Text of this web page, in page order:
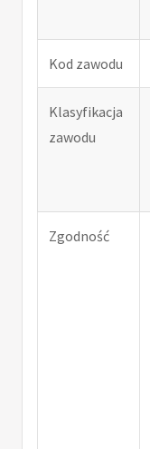
Kod zawodu
Klasyfikacja
zawodu
Zgodność